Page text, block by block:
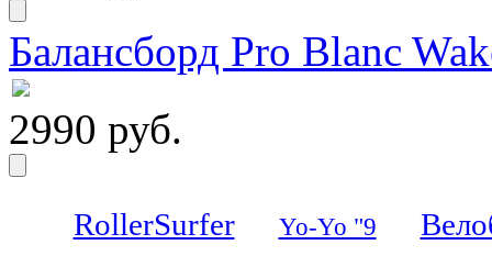
Балансборд Pro Blanc
2990 руб.
RollerSurfer Yo-Yo "9